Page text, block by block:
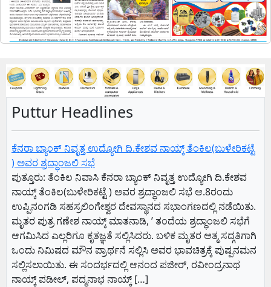
Puttur Headlines
ಕೆನರಾ ಬ್ಯಾಂಕ್ ನಿವೃತ್ತ ಉದ್ಯೋಗಿ ದಿ.ಕೇಶವ ನಾಯ್ಕ್ ತೆಂಕಿಲ(ಬುಳೇರಿಕಟ್ಟೆ
) ಅವರ ಶ್ರದ್ಧಾಂಜಲಿ ಸಭೆ
ಪುತ್ತೂರು: ತೆಂಕಿಲ ನಿವಾಸಿ ಕೆನರಾ ಬ್ಯಾಂಕ್ ನಿವೃತ್ತ ಉದ್ಯೋಗಿ ದಿ.ಕೇಶವ
ನಾಯ್ಕ್ ತೆಂಕಿಲ(ಬುಳೇರಿಕಟ್ಟೆ ) ಅವರ ಶ್ರದ್ಧಾಂಜಲಿ ಸಭೆ ಆ.8ರಂದು
ಉಪ್ಪಿನಂಗಡಿ ಸಹಸ್ರಲಿಂಗೇಶ್ವರ ದೇವಸ್ಥಾನದ ಸಭಾಂಗಣದಲ್ಲಿ ನಡೆಯಿತು.
ಮೃತರ ಪುತ್ರ ಗಣೇಶ ನಾಯ್ಕ್ ಮಾತನಾಡಿ, ʼ ತಂದೆಯ ಶ್ರದ್ಧಾಂಜಲಿ ಸಭೆಗೆ
ಆಗಮಿಸಿದ ಎಲ್ಲರಿಗೂ ಕೃತಜ್ಞತೆ ಸಲ್ಲಿಸಿದರು. ಬಳಿಕ ಮೃತರ ಆತ್ಮ ಸದ್ಗತಿಗಾಗಿ
ಒಂದು ನಿಮಿಷದ ಮೌನ ಪ್ರಾರ್ಥನೆ ಸಲ್ಲಿಸಿ ಅವರ ಭಾವಚಿತ್ರಕ್ಕೆ ಪುಷ್ಪನಮನ
ಸಲ್ಲಿಸಲಾಯಿತು. ಈ ಸಂದರ್ಭದಲ್ಲಿ ಆನಂದ ಪಜೀರ್, ರವೀಂದ್ರನಾಥ
ನಾಯ್ಕ್ ಪಡೀಲ್, ಪದ್ಮನಾಭ ನಾಯ್ಕ್ […]